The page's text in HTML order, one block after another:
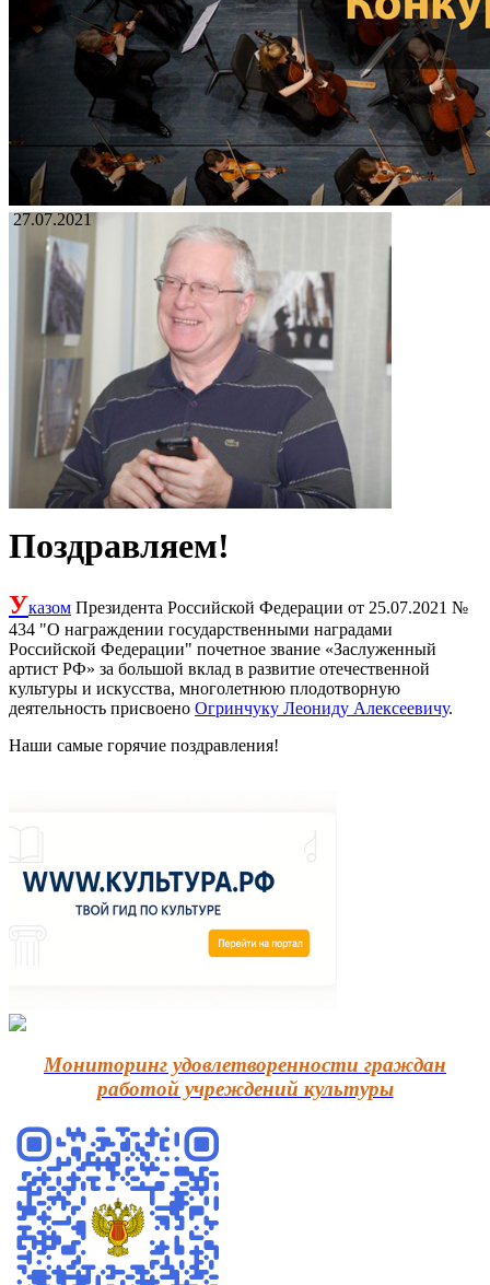
27.07.2021
Поздравляем!
Указом Президента Российской Федерации от 25.07.2021 №
434 "О награждении государственными наградами
Российской Федерации" почетное звание «Заслуженный
артист РФ» за большой вклад в развитие отечественной
культуры и искусства, многолетнюю плодотворную
деятельность присвоено Огринчуку Леониду Алексеевичу.
Наши самые горячие поздравления!
Мониторинг удовлетворенности граждан
работой учреждений культуры